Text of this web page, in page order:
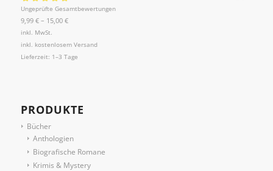
Bewertet mit
5.00von 5
Ungeprüfte Gesamtbewertungen
9,99 €– 15,00 €
inkl. MwSt.
inkl. kostenlosem Versand
Lieferzeit: 1–3 Tage
PRODUKTE
Bücher
Anthologien
Biografische Romane
Krimis & Mystery